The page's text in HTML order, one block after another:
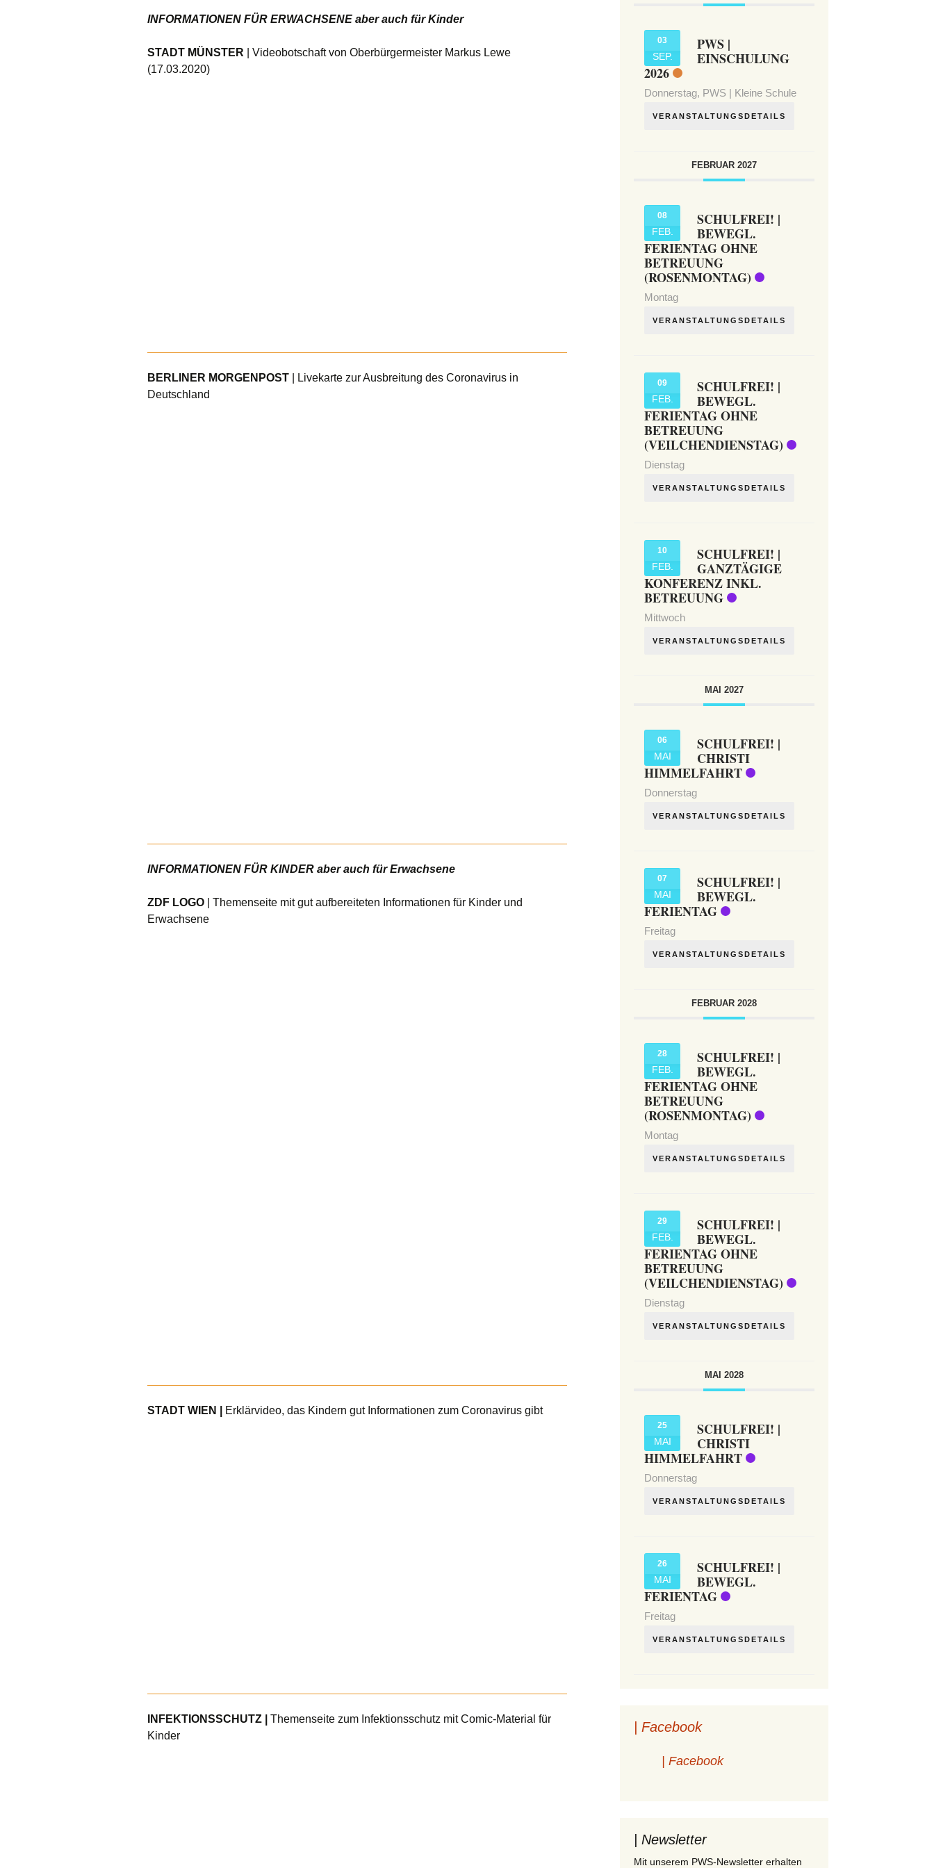
INFORMATIONEN FÜR ERWACHSENE aber auch für Kinder
STADT MÜNSTER | Videobotschaft von Oberbürgermeister Markus Lewe
(17.03.2020)
BERLINER MORGENPOST | Livekarte zur Ausbreitung des Coronavirus in
Deutschland
INFORMATIONEN FÜR KINDER aber auch für Erwachsene
ZDF LOGO
| Themenseite mit gut aufbereiteten Informationen für Kinder und
Erwachsene
STADT WIEN | Erklärvideo, das Kindern gut Informationen zum Coronavirus gibt
INFEKTIONSSCHUTZ |
Themenseite zum Infektionsschutz mit Comic-Material für
Kinder
03
SEP.
PWS |
EINSCHULUNG
2026
Donnerstag, PWS | Kleine Schule
VERANSTALTUNGSDETAILS
FEBRUAR 2027
08
FEB.
SCHULFREI! |
BEWEGL.
FERIENTAG OHNE
BETREUUNG
(ROSENMONTAG)
Montag
VERANSTALTUNGSDETAILS
09
FEB.
SCHULFREI! |
BEWEGL.
FERIENTAG OHNE
BETREUUNG
(VEILCHENDIENSTAG)
Dienstag
VERANSTALTUNGSDETAILS
10
FEB.
SCHULFREI! |
GANZTÄGIGE
KONFERENZ INKL.
BETREUUNG
Mittwoch
VERANSTALTUNGSDETAILS
MAI 2027
06
MAI
SCHULFREI! |
CHRISTI
HIMMELFAHRT
Donnerstag
VERANSTALTUNGSDETAILS
07
MAI
SCHULFREI! |
BEWEGL.
FERIENTAG
Freitag
VERANSTALTUNGSDETAILS
FEBRUAR 2028
28
FEB.
SCHULFREI! |
BEWEGL.
FERIENTAG OHNE
BETREUUNG
(ROSENMONTAG)
Montag
VERANSTALTUNGSDETAILS
29
FEB.
SCHULFREI! |
BEWEGL.
FERIENTAG OHNE
BETREUUNG
(VEILCHENDIENSTAG)
Dienstag
VERANSTALTUNGSDETAILS
MAI 2028
25
MAI
SCHULFREI! |
CHRISTI
HIMMELFAHRT
Donnerstag
VERANSTALTUNGSDETAILS
26
MAI
SCHULFREI! |
BEWEGL.
FERIENTAG
Freitag
VERANSTALTUNGSDETAILS
| Facebook
| Facebook
| Newsletter
Mit unserem PWS-Newsletter erhalten